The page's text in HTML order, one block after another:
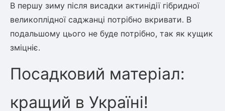
В першу зиму після висадки актинідії гібридної
великоплідної саджанці потрібно вкривати. В
подальшому цього не буде потрібно, так як кущик
зміцніє.
Посадковий матеріал:
кращий в Україні!